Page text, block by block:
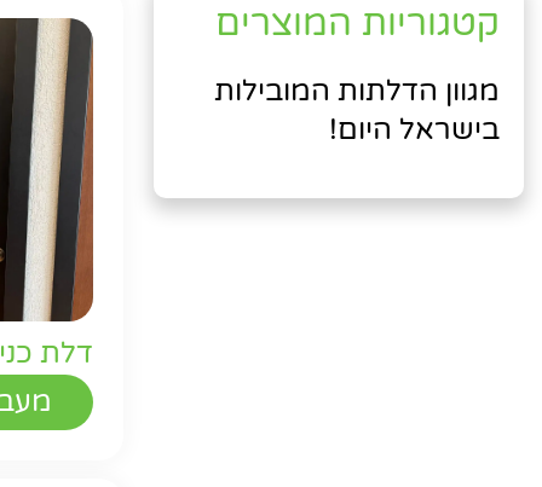
קטגוריות המוצרים
מגוון הדלתות המובילות
בישראל היום!
דלת